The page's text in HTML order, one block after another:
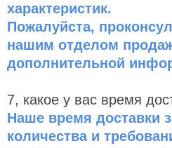
характеристик.
Пожалуйста,
нашим отделом
дополнительной
7, какое у вас время
Наше время доставки
количества и